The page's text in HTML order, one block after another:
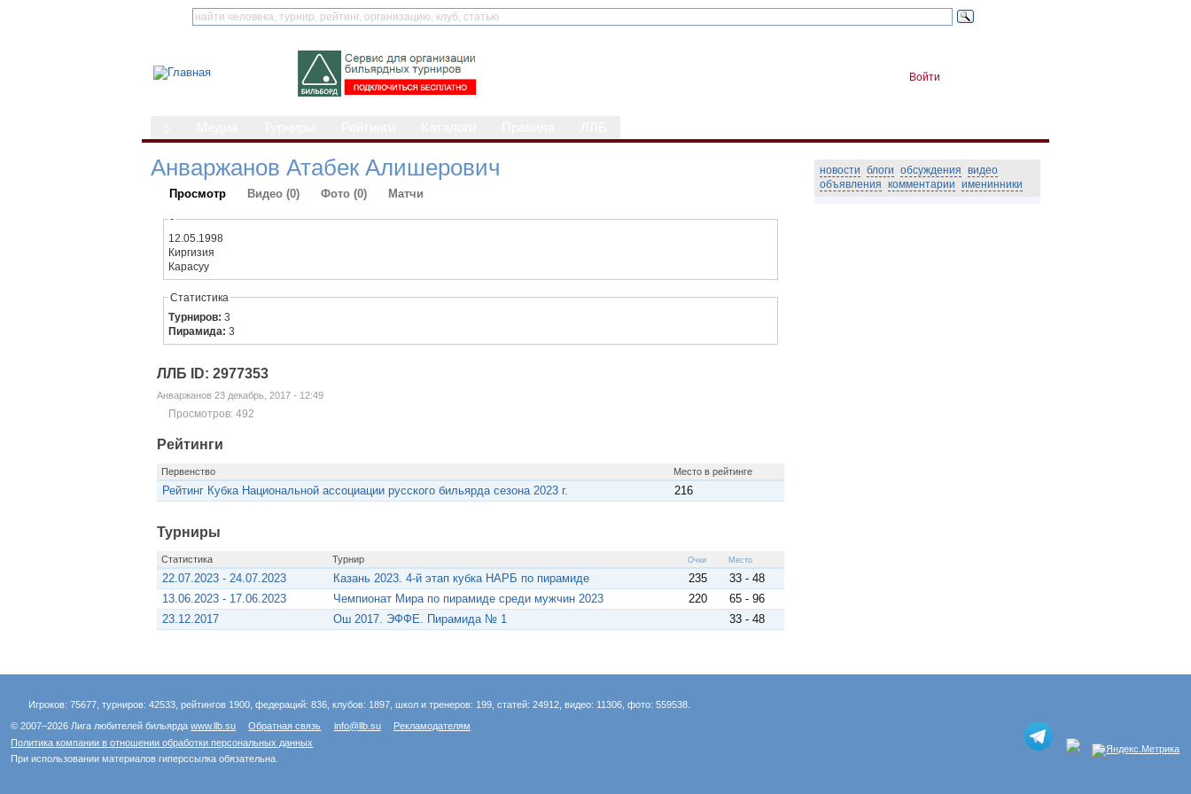
Войти
Анваржанов Атабек Алишерович
Просмотр Видео (0) Фото (0) Матчи
-
12.05.1998
Киргизия
Карасуу
Статистика
Турниров:3
Пирамида:3
ЛЛБ ID: 2977353
Анваржанов 23 декабрь, 2017 - 12:49
Просмотров: 492
Рейтинги
Первенство Место в рейтинге
Рейтинг Кубка Национальной ассоциации русского бильярда сезона 2023 г. 216
Турниры
Статистика Турнир Очки Место
22.07.2023 - 24.07.2023 Казань 2023. 4-й этап кубка НАРБ по пирамиде 235
33 - 48
13.06.2023 - 17.06.2023
Чемпионат Мира по пирамиде среди мужчин 2023 220
65 - 96
23.12.2017
Ош 2017. ЭФФЕ. Пирамида № 1 33 - 48
новости блоги обсуждения видео
объявления комментарии именинники
Игроков: 75677, турниров: 42533, рейтингов 1900, федераций: 836, клубов: 1897, школ и тренеров: 199, статей: 24912, видео: 11306, фото: 559538.
© 2007–2026 Лига любителей бильярдаwww.llb.su Обратная связь info@llb.su
Рекламодателям
Политика компании в отношении обработки персональных данных
При использовании материалов гиперссылка обязательна.